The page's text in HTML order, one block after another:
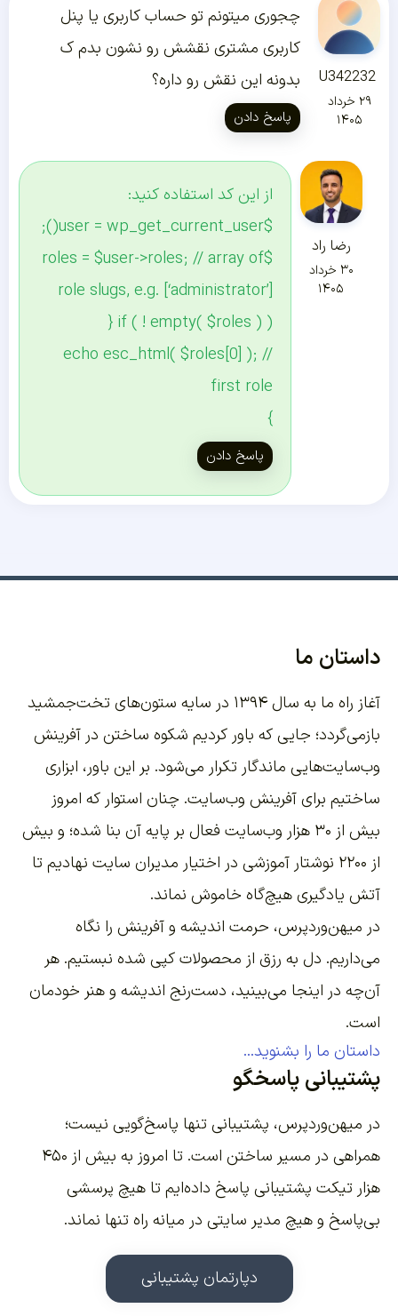
U342232
۲۹ خرداد
۱۴۰۵
چجوری میتونم تو حساب کاربری یا پنل
کاربری مشتری نقشش رو نشون بدم ک
بدونه این نقش رو داره؟
پاسخ دادن
رضا راد
۳۰ خرداد
۱۴۰۵
از این کد استفاده کنید:
$user = wp_get_current_user();
$roles = $user->roles; // array of
role slugs, e.g. [‘administrator’]
if ( ! empty( $roles ) ) {
echo esc_html( $roles[0] ); //
first role
}
پاسخ دادن
داستان ما
آغاز راه ما به سال ۱۳۹۴ در سایه ستون‌های تخت‌جمشید
بازمی‌گردد؛ جایی که باور کردیم شکوه ساختن در آفرینش
وب‌سایت‌هایی ماندگار تکرار می‌شود. بر این باور، ابزاری
ساختیم برای آفرینش وب‌سایت. چنان استوار که امروز
بیش از ۳۰ هزار وب‌سایت فعال بر پایه آن بنا شده؛ و بیش
از ۲۲۰۰
نوشتار آموزشی در اختیار مدیران سایت نهادیم تا
آتش یادگیری هیچ‌گاه خاموش نماند.
در میهن‌وردپرس، حرمت اندیشه و آفرینش را نگاه
می‌داریم. دل به رزق از محصولات کپی شده نبستیم. هر
آن‌چه در اینجا می‌بینید، دست‌رنج اندیشه و هنر خودمان
است.
داستان ما را بشنوید...
پشتیبانی پاسخگو
در میهن‌وردپرس، پشتیبانی تنها پاسخ‌گویی نیست؛
همراهی در مسیر ساختن است. تا امروز به بیش از ۴۵۰
هزار تیکت پشتیبانی پاسخ داده‌ایم تا هیچ پرسشی
بی‌پاسخ و هیچ مدیر سایتی در میانه راه تنها نماند.
دپارتمان پشتیبانی